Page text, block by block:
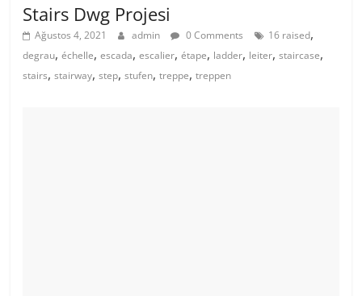
Stairs Dwg Projesi
Ağustos 4, 2021 admin 0 Comments 16 raised,
degrau,échelle,escada,escalier,étape, ladder, leiter,staircase,
stairs,stairway,step,stufen,treppe,treppen